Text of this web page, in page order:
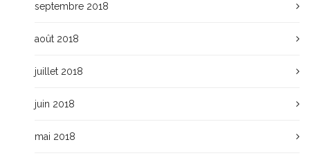
septembre 2018
août 2018
juillet 2018
juin 2018
mai 2018